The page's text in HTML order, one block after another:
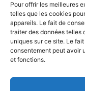
Pour offrir les meilleures
telles que les cookies
appareils. Le fait de
traiter des données telles
uniques sur ce site. Le
consentement peut avoir
et fonctions.